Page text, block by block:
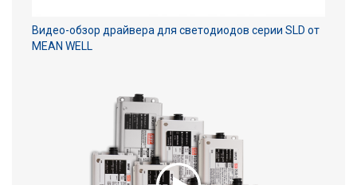
Видео-обзор драйвера для светодиодов серии SLD от
MEAN WELL